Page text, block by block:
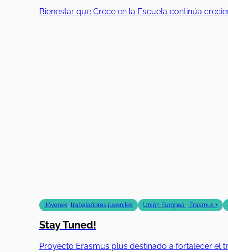
Bienestar que Crece en la Escuela continúa
Jóvenes, trabajadores juveniles Unión Europea | Erasmus +
Stay Tuned!
Proyecto Erasmus plus destinado a fortalecer el